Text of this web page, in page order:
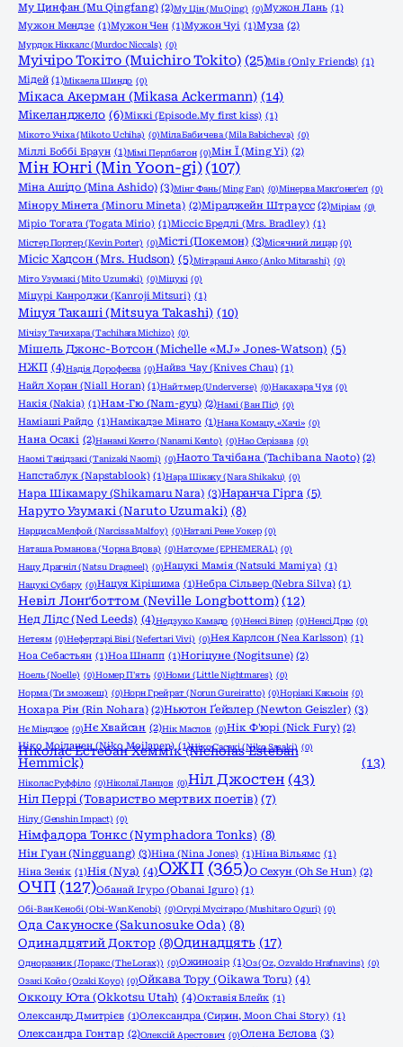
Му Цинфан (Mu Qingfang) (2)Му Цін (Mu Qing) (0)Мужон Лань (1)
Мужон Мендзе (1)Мужон Чен (1)Мужон Чуі (1)Муза (2)
Мурдок Ніккалс (Murdoc Niccals) (0)
Муічіро Токіто (Muichiro Tokito) (25)Мів (Only Friends) (1)
Мідей (1)Мікаела Шиндо (0)
Мікаса Акерман (Mikasa Ackermann) (14)
Мікеланджело (6)Міккі (Episode.My first kiss) (1)
Мікото Учіха (Mikoto Uchiha) (0)Міла Бабичева (Mila Babicheva) (0)
Міллі Боббі Браун (1)Мімі Перлбатон (0)Мін Ї (Ming Yi) (2)
Мін Юнгі (Min Yoon-gi) (107)
Міна Ашідо (Mina Ashido) (3)Мінг Фань (Ming Fan) (0)Мінерва Макґонеґел (0)
Мінору Мінета (Minoru Mineta) (2)Міраджейн Штраусс (2)Міріам (0)
Міріо Тогата (Togata Mirio) (1)Міссіс Бредлі (Mrs. Bradley) (1)
Містер Портер (Kevin Porter) (0)Місті (Покемон) (3)Місячний лицар (0)
Місіс Хадсон (Mrs. Hudson) (5)Мітараші Анко (Anko Mitarashi) (0)
Міто Узумакі (Mito Uzumaki) (0)Міцукі (0)
Міцурі Канроджи (Kanroji Mitsuri) (1)
Міцуя Такаші (Mitsuya Takashi) (10)
Мічізу Тачихара (Tachihara Michizo) (0)
Мішель Джонс-Вотсон (Michelle «MJ» Jones-Watson) (5)
НЖП (4)Надія Дорофеєва (0)Найвз Чау (Knives Chau) (1)
Найл Хоран (Niall Horan) (1)Найтмер (Underverse) (0)Накахара Чуя (0)
Накія (Nakia) (1)Нам-Гю (Nam-gyu) (2)Намі (Ван Піс) (0)
Наміаші Райдо (1)Намікадзе Мінато (1)Нана Комацу, «Хачі» (0)
Нана Осакі (2)Нанамі Кєнто (Nanami Kento) (0)Нао Серізава (0)
Наомі Танідзакі (Tanizaki Naomi) (0)Наото Тачібана (Tachibana Naoto) (2)
Напстаблук (Napstablook) (1)Нара Шікаку (Nara Shikaku) (0)
Нара Шікамару (Shikamaru Nara) (3)Наранча Гірга (5)
Наруто Узумакі (Naruto Uzumaki) (8)
Нарциса Мелфой (Narcissa Malfoy) (0)Наталі Рене Уокер (0)
Наташа Романова (Чорна Вдова) (0)Натсуме (EPHEMERAL) (0)
Нацу Драгніл (Natsu Dragneel) (0)Нацукі Мамія (Natsuki Mamiya) (1)
Нацукі Субару (0)Нацуя Кірішима (1)Небра Сільвер (Nebra Silva) (1)
Невіл Лонґботтом (Neville Longbottom) (12)
Нед Лідс (Ned Leeds) (4)Недзуко Камадо (0)Ненсі Вілер (0)Ненсі Дрю (0)
Нетеям (0)Нефертарі Віві (Nefertari Vivi) (0)Нея Карлсон (Nea Karlsson) (1)
Ноа Себастьян (1)Ноа Шнапп (1)Ногіцуне (Nogitsune) (2)
Ноель (Noelle) (0)Номер П'ять (0)Номи (Little Nightmares) (0)
Норма (Ти зможеш) (0)Норн Грейрат (Norun Gureiratto) (0)Норіакі Какьоін (0)
Нохара Рін (Rin Nohara) (2)Ньютон Ґейзлер (Newton Geiszler) (3)
Нє Міндзюе (0)Нє Хвайсан (2)Нік Маслов (0)Нік Ф'юрі (Nick Fury) (2)
Ніко Моіланен (Niko Moilanen) (1)Ніко Сасакі (Niko Sasaki) (0)
Ніколас Естебан Хеммік (Nicholas Esteban
Hemmick)
(13)
Ніколас Руффіло (0)Ніколаї Ланцов (0)Ніл Джостен (43)
Ніл Перрі (Товариство мертвих поетів) (7)
Нілу (Genshin Impact) (0)
Німфадора Тонкс (Nymphadora Tonks) (8)
Нін Гуан (Ningguang) (3)Ніна (Nina Jones) (1)Ніна Вільямс (1)
Ніна Зенік (1)Нія (Nya) (4)ОЖП (365)О Сехун (Oh Se Hun) (2)
ОЧП (127)Обанай Ігуро (Obanai Iguro) (1)
Обі-Ван Кенобі (Obi-Wan Kenobi) (0)Огурі Мусітаро (Mushitaro Oguri) (0)
Ода Сакуноске (Sakunosuke Oda) (8)
Одинадцятий Доктор (8)Одинадцять (17)
Одноразник (Лоракс (The Lorax)) (0)Ожинозір (1)Оз (Oz, Ozvaldo Hrafnavins) (0)
Озакі Койо (Ozaki Koyo) (0)Ойкава Тору (Oikawa Toru) (4)
Оккоцу Юта (Okkotsu Utah) (4)Октавія Блейк (1)
Олександр Дмитрієв (1)Олександра (Сирин, Moon Chai Story) (1)
Олександра Гонтар (2)Олексій Арестович (0)Олена Бєлова (3)